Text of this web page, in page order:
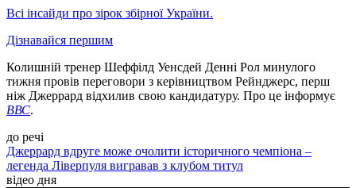
Всі інсайди про зірок збірної України.
Дізнавайся першим
Колишній тренер Шеффілд Уенсдей Денні Рол минулого
тижня провів переговори з керівництвом Рейнджерс, перш
ніж Джеррард відхилив свою кандидатуру. Про це інформує
ВВС.
до речі
Джеррард вдруге може очолити історичного чемпіона –
легенда Ліверпуля вигравав з клубом титул
відео дня